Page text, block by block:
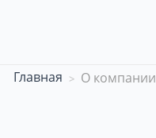
Главная О компании